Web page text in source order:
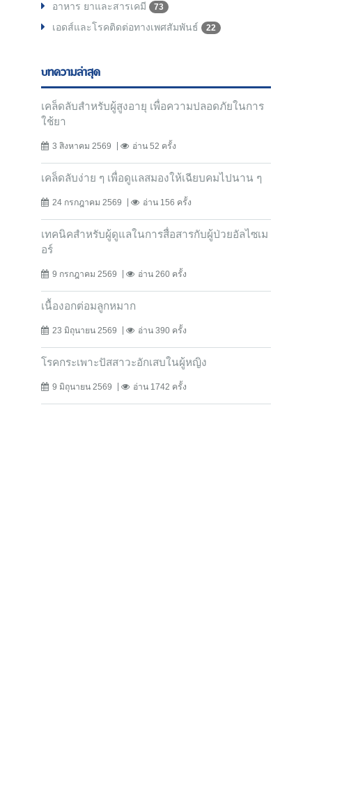
อาหาร ยาและสารเคมี 73
เอดส์และโรคติดต่อทางเพศสัมพันธ์ 22
บทความล่าสุด
เคล็ดลับสำหรับผู้สูงอายุ เพื่อความปลอดภัยในการ
ใช้ยา
3 สิงหาคม 2569 อ่าน 52 ครั้ง
เคล็ดลับง่าย ๆ เพื่อดูแลสมองให้เฉียบคมไปนาน ๆ
24 กรกฎาคม 2569 อ่าน 156 ครั้ง
เทคนิคสำหรับผู้ดูแลในการสื่อสารกับผู้ป่วยอัลไซเม
อร์
9 กรกฎาคม 2569 อ่าน 260 ครั้ง
เนื้องอกต่อมลูกหมาก
23 มิถุนายน 2569 อ่าน 390 ครั้ง
โรคกระเพาะปัสสาวะอักเสบในผู้หญิง
9 มิถุนายน 2569 อ่าน 1742 ครั้ง